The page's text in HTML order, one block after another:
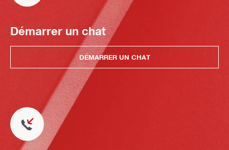
Démarrer un chat
DÉMARRER UN CHAT